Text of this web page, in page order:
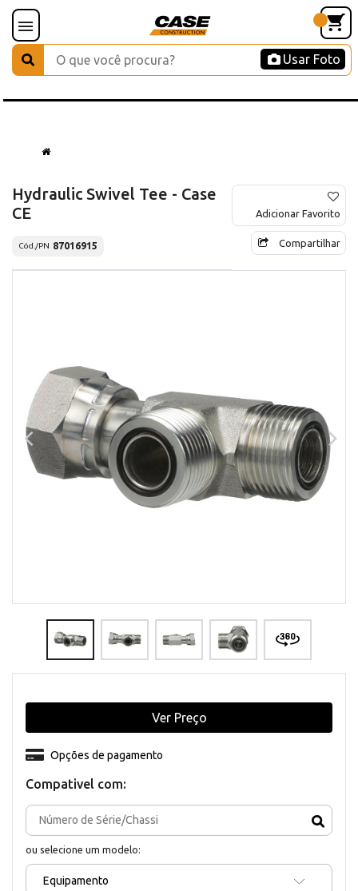
Usar Foto
Hydraulic Swivel Tee - Case
CE
Cód./PN 87016915
Adicionar Favorito
Compartilhar
Compativel com:
ou selecione um modelo:
Equipamento
Opções de pagamento
Ver Preço